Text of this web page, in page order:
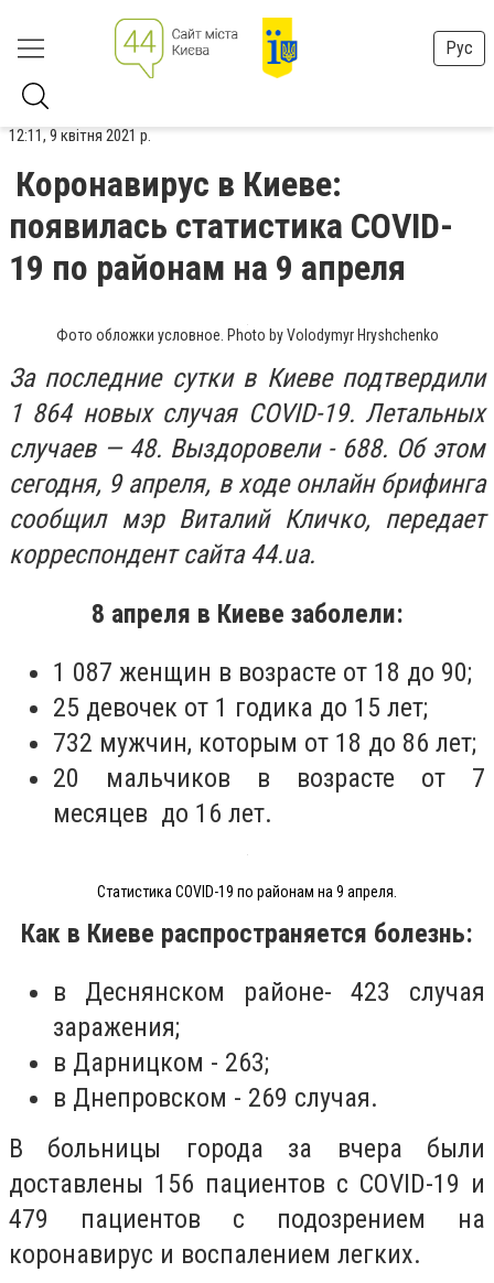
Рус
12:11, 9 квітня 2021 р.
Коронавирус в Киеве:
появилась статистика COVID-
19 по районам на 9 апреля
Фото обложки условное. Photo by Volodymyr Hryshchenko
За последние сутки в Киеве подтвердили
1 864 новых случая COVID-19. Летальных
случаев — 48. Выздоровели - 688. Об этом
сегодня, 9 апреля, в ходе онлайн брифинга
сообщил мэр Виталий Кличко, передает
корреспондент сайта 44.ua.
8 апреля в Киеве заболели:
1 087 женщин в возрасте от 18 до 90;
25 девочек от 1 годика до 15 лет;
732 мужчин, которым от 18 до 86 лет;
20 мальчиков в возрасте от 7
месяцев до 16 лет.
Статистика COVID-19 по районам на 9 апреля.
Как в Киеве распространяется болезнь:
в Деснянском районе- 423 случая
заражения;
в Дарницком - 263;
в Днепровском - 269 случая.
В больницы города за вчера были
доставлены 156 пациентов с СOVID-19 и
479 пациентов с подозрением на
коронавирус и воспалением легких.